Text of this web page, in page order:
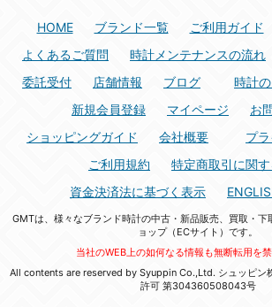
HOME ブランド一覧 ご利用ガイド
よくあるご質問
時計メンテナンスの流れ
委託受付
店舗情報 ブログ
時計
新規会員登録
マイページ
お
ショッピングガイド
会社概要
プ
ご利用規約
特定商取引に関
資金決済法に基づく表示
GMTは、様々なブランド時計の中古・新品販売、買取・下
ョップ（ECサイト）です。
当社のWEB上の如何なる情報も無断転用を禁
All contents are reserved by Syuppin Co.,Ltd. シュッピン
許可 第304360508043号